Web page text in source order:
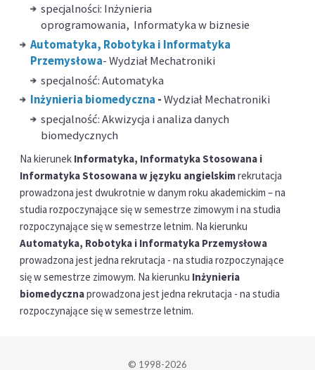
specjalności: Inżynieria
oprogramowania, Informatyka w biznesie
Automatyka, Robotyka i Informatyka
Przemysłowa- Wydział Mechatroniki
specjalność: Automatyka
Inżynieria biomedyczna -Wydział Mechatroniki
specjalność: Akwizycja i analiza danych
biomedycznych
Na kierunek Informatyka, Informatyka Stosowana i
Informatyka Stosowana w języku angielskimrekrutacja
prowadzona jest dwukrotnie w danym roku akademickim – na
studia rozpoczynające się w semestrze zimowym i na studia
rozpoczynające się w semestrze letnim. Na kierunku
Automatyka, Robotyka i Informatyka Przemysłowa
prowadzona jest jedna rekrutacja - na studia rozpoczynające
się w semestrze zimowym. Na kierunku Inżynieria
biomedycznaprowadzona jest jedna rekrutacja - na studia
rozpoczynające się w semestrze letnim.
© 1998-2026